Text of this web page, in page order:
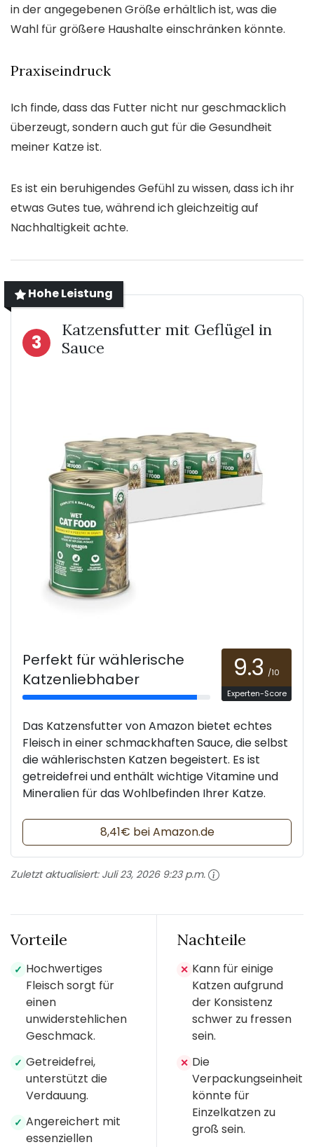
in der angegebenen Größe erhältlich ist, was die
Wahl für größere Haushalte einschränken könnte.
Praxiseindruck
Ich finde, dass das Futter nicht nur geschmacklich
überzeugt, sondern auch gut für die Gesundheit
meiner Katze ist.
Es ist ein beruhigendes Gefühl zu wissen, dass ich ihr
etwas Gutes tue, während ich gleichzeitig auf
Nachhaltigkeit achte.
Hohe Leistung
3
Katzensfutter mit Geflügel in
Sauce
Perfekt für wählerische
Katzenliebhaber
9.3 /10
Experten-Score
Das Katzensfutter von Amazon bietet echtes
Fleisch in einer schmackhaften Sauce, die selbst
die wählerischsten Katzen begeistert. Es ist
getreidefrei und enthält wichtige Vitamine und
Mineralien für das Wohlbefinden Ihrer Katze.
8,41€ bei Amazon.de
Zuletzt aktualisiert: Juli 23, 2026 9:23 p.m.
Vorteile
✓ Hochwertiges
Fleisch sorgt für
einen
unwiderstehlichen
Geschmack.
✓ Getreidefrei,
unterstützt die
Verdauung.
✓ Angereichert mit
essenziellen
Nachteile
✕ Kann für einige
Katzen aufgrund
der Konsistenz
schwer zu fressen
sein.
✕ Die
Verpackungseinheit
könnte für
Einzelkatzen zu
groß sein.